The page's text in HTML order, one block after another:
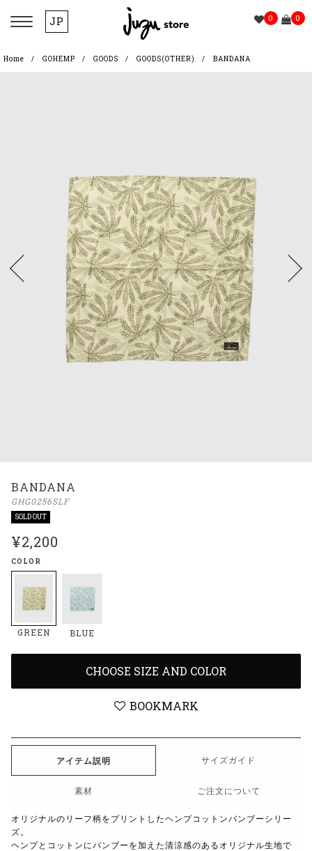
JP 0 0
Home GOHEMP GOODS GOODS(OTHER) BANDANA
BANDANA
GHG0256SLF
SOLD OUT
¥2,200
COLOR
GREEN BLUE
CHOOSE SIZE AND COLOR
BOOKMARK
アイテム説明 サイズガイド
素材 ご注文について
オリジナルのリーフ柄をプリントしたヘンプコットンバンブーシリー
ズ。
ヘンプとコットンにバンブーを加えた清涼感のあるオリジナル生地で